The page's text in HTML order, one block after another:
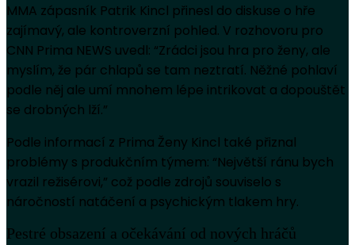
MMA zápasník Patrik Kincl přinesl do diskuse o hře
zajímavý, ale kontroverzní pohled. V rozhovoru pro
CNN Prima NEWS uvedl: “Zrádci jsou hra pro ženy, ale
myslím, že pár chlapů se tam neztratí. Něžné pohlaví
podle něj ale umí mnohem lépe intrikovat a dopouštět
se drobných lží.”
Podle informací z Prima Ženy Kincl také přiznal
problémy s produkčním týmem: “Největší ránu bych
vrazil režisérovi,” což podle zdrojů souviselo s
náročností natáčení a psychickým tlakem hry.
Pestré obsazení a očekávání od nových hráčů